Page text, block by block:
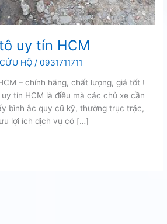
uy tín HCM
CỨU HỘ /0931711711
– chính hãng, chất lượng, giá tốt !
tín HCM là điều mà các chủ xe cần
bình ắc quy cũ kỹ, thường trục trặc,
lợi ích dịch vụ có […]